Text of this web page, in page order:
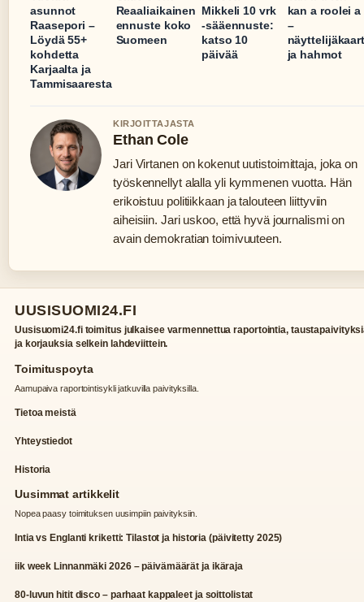
asunnot
Raasepori –
Löydä 55+
kohdetta
Karjaalta ja
Tammisaaresta
Reaaliaikainen
ennuste koko
Suomeen
Mikkeli 10 vrk
-sääennuste:
katso 10
päivää
kan a roolei a
–
ja hahmot
KIRJOITTAJASTA
Ethan Cole
Jari Virtanen on kokenut uutistoimittaja, joka on
työskennellyt alalla yli kymmenen vuotta. Hän
erikoistuu politiikkaan ja talouteen liittyviin
aiheisiin. Jari uskoo, että hyvä journalismi on
avain demokratian toimivuuteen.
UUSISUOMI24.FI
Uusisuomi24.fi toimitus julkaisee varmennettua raportointia,
ja korjauksia selkein lahdeviittein.
Toimituspoyta
Aamupaiva raportointisykli jatkuvilla paivityksilla.
Tietoa meistä
Yhteystiedot
Historia
Uusimmat artikkelit
Nopea paasy toimituksen uusimpiin paivityksiin.
Intia vs Englanti kriketti: Tilastot ja historia (päivitetty 2025)
iik week Linnanmäki 2026 – päivämäärät ja ikäraja
80-luvun hitit disco – parhaat kappaleet ja soittolistat